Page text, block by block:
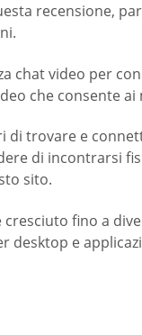
recensione,
chat video per
che consente
trovare e
di incontrarsi
sito.
fino a
desktop e